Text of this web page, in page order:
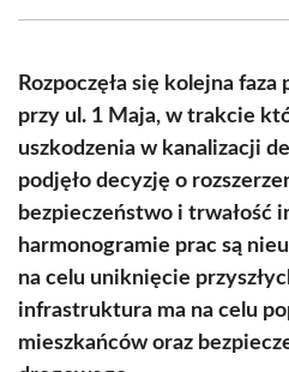
(Twitter)
Rozpoczęła się kolejna
przy ul. 1 Maja, w trakcie
uszkodzenia w kanalizacji
podjęło decyzję o
bezpieczeństwo i trwałość
harmonogramie prac są
na celu uniknięcie
infrastruktura ma na celu
mieszkańców oraz